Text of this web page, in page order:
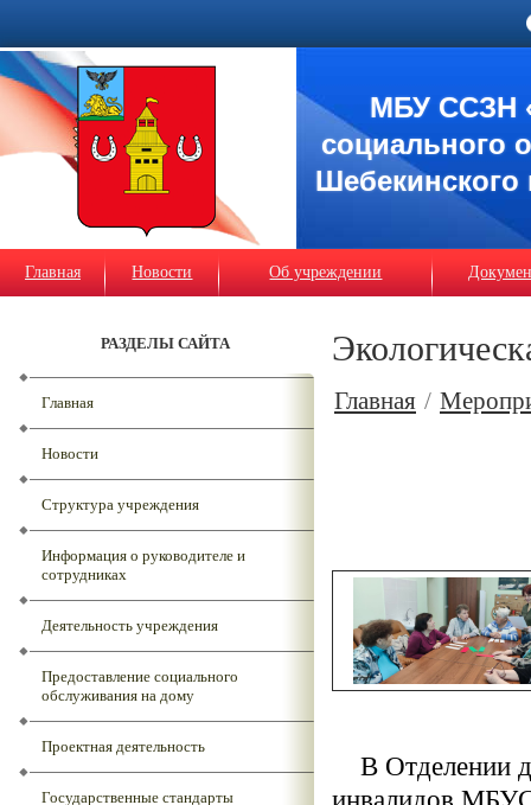
МБУ ССЗН
социального
Шебекинского
Главная Новости Об учреждении
РАЗДЕЛЫ САЙТА
Главная
Новости
Структура учреждения
Информация о руководителе и
сотрудниках
Деятельность учреждения
Предоставление социального
обслуживания на дому
Проектная деятельность
Государственные стандарты
Главная /
В Отделении